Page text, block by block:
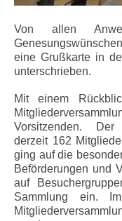
Von allen
eine Grußkarte in
unterschrieben.
Mit einem
Vorsitzenden. Der
derzeit 162
ging auf die
Beförderungen und
auf
Sammlung ein.